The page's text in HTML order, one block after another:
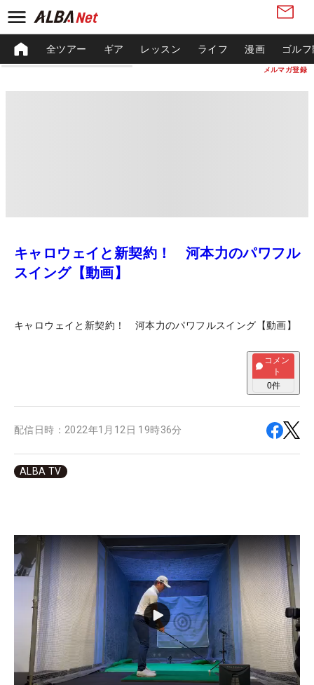
メルマガ登録
全ツアー ギア レッスン ライフ 漫画 ゴル
キャロウェイと新契約！ 河本力のパワフル
スイング【動画】
キャロウェイと新契約！ 河本力のパワフルスイング【動画】
コメン
ト
0件
配信日時： 2022年1月12日 19時36分
ALBA TV